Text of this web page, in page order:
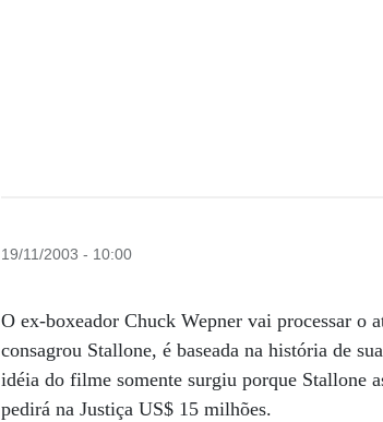
19/11/2003 - 10:00
O ex-boxeador Chuck Wepner vai processar
consagrou Stallone, é baseada na história de
idéia do filme somente surgiu porque Stallone
pedirá na Justiça US$ 15 milhões.